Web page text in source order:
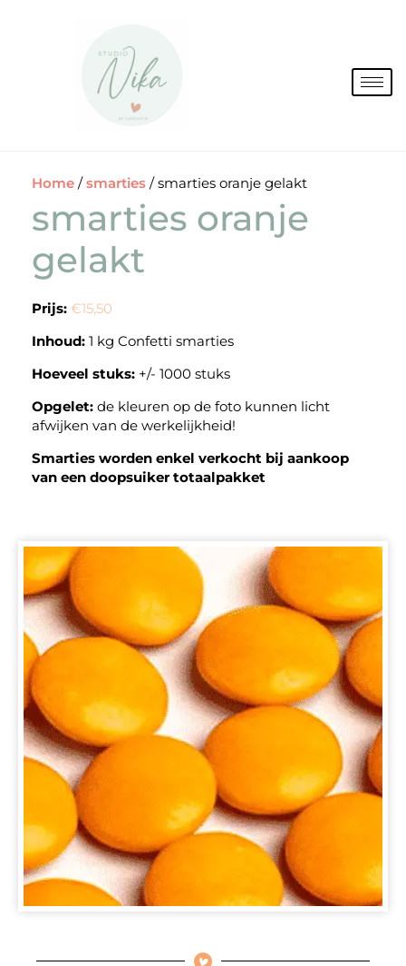
Home /smarties / smarties oranje gelakt
smarties oranje
gelakt
Prijs: €15,50
Inhoud: 1 kg Confetti smarties
Hoeveel stuks: +/- 1000 stuks
Opgelet: de kleuren op de foto kunnen licht
afwijken van de werkelijkheid!
Smarties worden enkel verkocht bij aankoop
van een doopsuiker totaalpakket